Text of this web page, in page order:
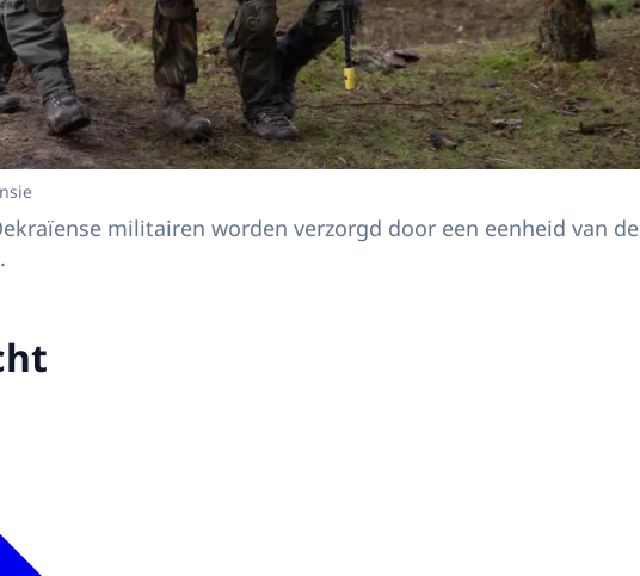
militairen worden verzorgd door een eenheid van de